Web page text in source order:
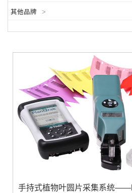
其他品牌 >
手持式植物叶圆片采集系统